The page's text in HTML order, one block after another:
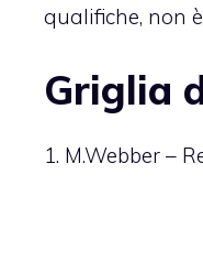
qualifiche, non
Griglia
1. M.Webber –